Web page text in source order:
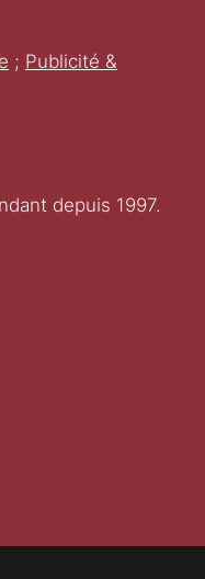
depuis 1997.
; Publicité &